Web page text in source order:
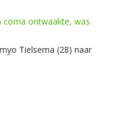
coma ontwaakte, was
Tielsema (28) naar